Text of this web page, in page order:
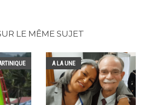
LE MÊME SUJET
A LA UNE